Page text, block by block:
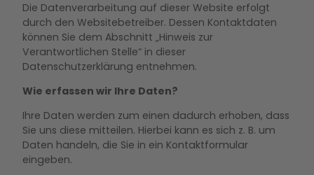
Die Datenverarbeitung auf dieser Website erfolgt
durch den Websitebetreiber. Dessen Kontaktdaten
können Sie dem Abschnitt „Hinweis zur
Verantwortlichen Stelle“ in dieser
Datenschutzerklärung entnehmen.
Wie erfassen wir Ihre Daten?
Ihre Daten werden zum einen dadurch erhoben, dass
Sie uns diese mitteilen. Hierbei kann es sich z. B. um
Daten handeln, die Sie in ein Kontaktformular
eingeben.